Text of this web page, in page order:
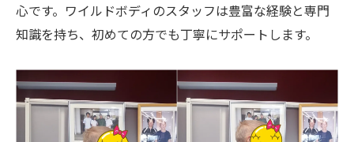
心です。ワイルドボディのスタッフは豊富な経験と専門
知識を持ち、初めての方でも丁寧にサポートします。